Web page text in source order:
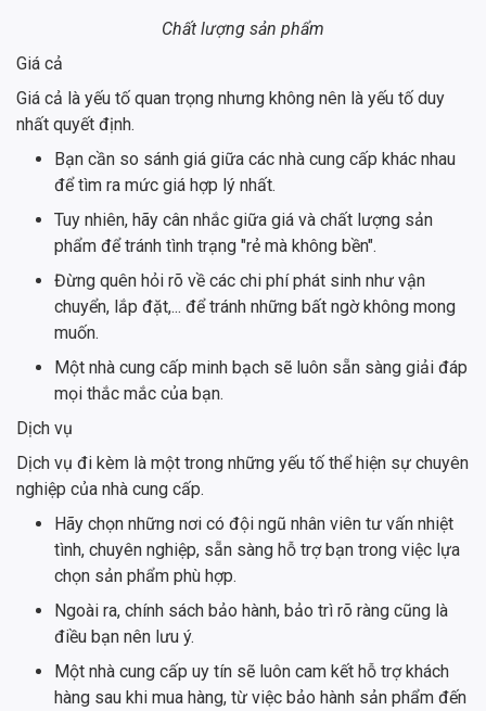
Chất lượng sản phẩm
Giá cả
Giá cả là yếu tố quan trọng nhưng không nên là yếu tố duy
nhất quyết định.
Bạn cần so sánh giá giữa các nhà cung cấp khác nhau
để tìm ra mức giá hợp lý nhất.
Tuy nhiên, hãy cân nhắc giữa giá và chất lượng sản
phẩm để tránh tình trạng "rẻ mà không bền".
Đừng quên hỏi rõ về các chi phí phát sinh như vận
chuyển, lắp đặt,... để tránh những bất ngờ không mong
muốn.
Một nhà cung cấp minh bạch sẽ luôn sẵn sàng giải đáp
mọi thắc mắc của bạn.
Dịch vụ
Dịch vụ đi kèm là một trong những yếu tố thể hiện sự chuyên
nghiệp của nhà cung cấp.
Hãy chọn những nơi có đội ngũ nhân viên tư vấn nhiệt
tình, chuyên nghiệp, sẵn sàng hỗ trợ bạn trong việc lựa
chọn sản phẩm phù hợp.
Ngoài ra, chính sách bảo hành, bảo trì rõ ràng cũng là
điều bạn nên lưu ý.
Một nhà cung cấp uy tín sẽ luôn cam kết hỗ trợ khách
hàng sau khi mua hàng, từ việc bảo hành sản phẩm đến